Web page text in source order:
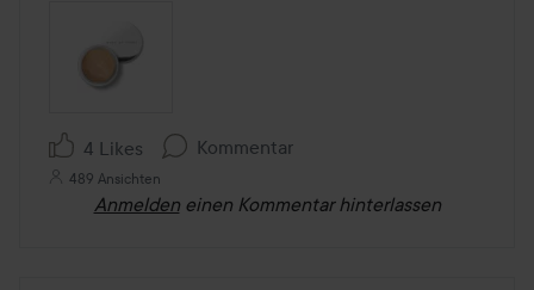
4 Likes Kommentar
489 Ansichten
Anmelden einen Kommentar hinterlassen